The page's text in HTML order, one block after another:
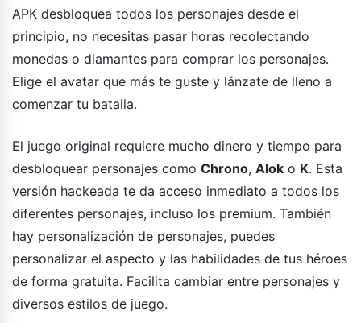
APK desbloquea todos los personajes desde el
principio, no necesitas pasar horas recolectando
monedas o diamantes para comprar los personajes.
Elige el avatar que más te guste y lánzate de lleno a
comenzar tu batalla.
El juego original requiere mucho dinero y tiempo para
desbloquear personajes como Chrono, Alok o K. Esta
versión hackeada te da acceso inmediato a todos los
diferentes personajes, incluso los premium. También
hay personalización de personajes, puedes
personalizar el aspecto y las habilidades de tus héroes
de forma gratuita. Facilita cambiar entre personajes y
diversos estilos de juego.